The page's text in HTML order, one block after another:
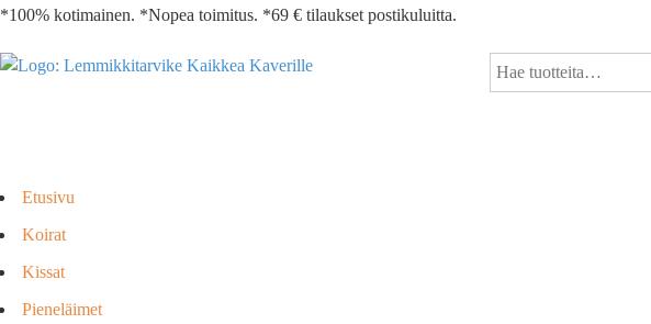
*100% kotimainen. *Nopea toimitus. *69 € tilaukset postikuluitta.
Etusivu
Koirat
Kissat
Pieneläimet